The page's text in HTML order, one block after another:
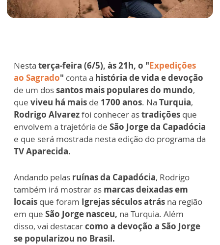
Nesta terça-feira (6/5), às 21h, o "Expedições
ao Sagrado" conta a história de vida e devoção
de um dossantos mais populares do mundo,
que viveu há mais de 1700 anos. Na Turquia,
Rodrigo Alvarezfoi conhecer astradições que
envolvem a trajetória de São Jorge da Capadócia
e que será mostrada nesta edição do programa da
TV Aparecida.
Andando pelas ruínas da Capadócia, Rodrigo
também irá mostrar as marcas deixadas em
locais que foram Igrejas séculos atrás na região
em que São Jorge nasceu, na Turquia. Além
disso, vai destacarcomo a devoção a São Jorge
se popularizou no Brasil.